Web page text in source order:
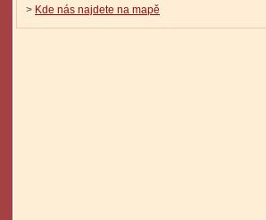
> Kde nás najdete na mapě